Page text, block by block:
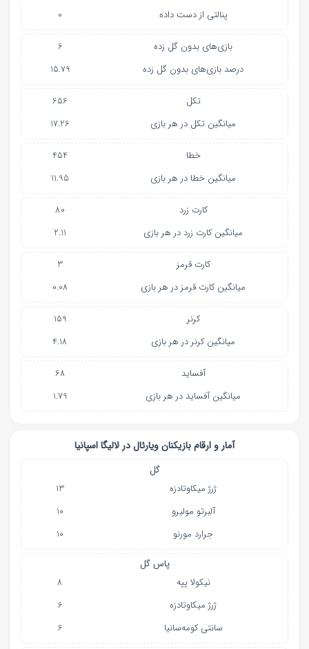
پنالتی از دست داده
0
بازی‌های بدون گل زده
6
درصد بازی‌های بدون گل زده
15.79
تکل
656
میانگین تکل در هر بازی
17.26
خطا
454
میانگین خطا در هر بازی
11.95
کارت زرد
80
میانگین کارت زرد در هر بازی
2.11
کارت قرمز
3
میانگین کارت قرمز در هر بازی
0.08
کرنر
159
میانگین کرنر در هر بازی
4.18
آفساید
68
میانگین آفساید در هر بازی
1.79
آمار و ارقام بازیکنانویارئالدر لالیگا اسپانیا
گل
ژرژ میکاوتادزه
13
آلبرتو مولیرو
10
جرارد مورنو
10
پاس گل
نیکولا پپه
8
ژرژ میکاوتادزه
6
سانتی کومه‌سانیا
6